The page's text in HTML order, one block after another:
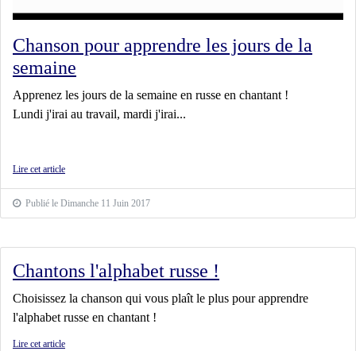
Chanson pour apprendre les jours de la
semaine
Apprenez les jours de la semaine en russe en chantant !
Lundi j'irai au travail, mardi j'irai...
Lire cet article
Publié le Dimanche 11 Juin 2017
Chantons l'alphabet russe !
Choisissez la chanson qui vous plaît le plus pour apprendre
l'alphabet russe en chantant !
Lire cet article